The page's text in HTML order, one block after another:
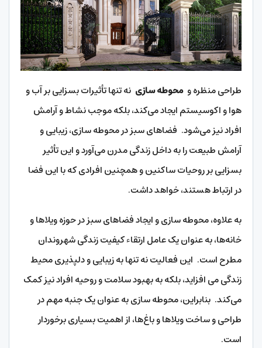
طراحی منظره ومحوطه سازی نه تنها تأثیرات بسزایی بر آب و
هوا و اکوسیستم ایجاد می‌کند، بلکه موجب نشاط و آرامش
افراد نیز می‌شود. فضاهای سبز در محوطه سازی، زیبایی و
آرامش طبیعت را به داخل زندگی مدرن می‌آورد و این تأثیر
بسزایی بر روحیات ساکنین و همچنین افرادی که با این فضا
در ارتباط هستند، خواهد داشت.
به علاوه، محوطه سازی و ایجاد فضاهای سبز در حوزه ویلاها و
خانه‌ها، به عنوان یک عامل ارتقاء کیفیت زندگی شهروندان
مطرح است. این فعالیت نه تنها به زیبایی و دلپذیری محیط
زندگی می افزاید، بلکه به بهبود سلامت و روحیه افراد نیز کمک
می‌کند. بنابراین، محوطه سازی به عنوان یک جنبه مهم در
طراحی و ساخت ویلاها و باغ‌ها، از اهمیت بسیاری برخوردار
است.